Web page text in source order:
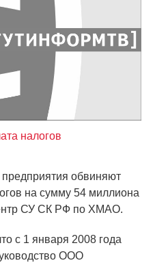
налогов
предприятия обвиняют
на сумму 54 миллиона
СУ СК РФ по ХМАО.
с 1 января 2008 года
ООО